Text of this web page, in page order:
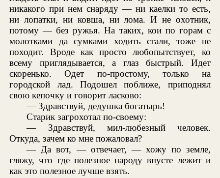
никакого при нем снаряду — ни каелки то есть,
ни лопатки, ни ковша, ни лома. И не охотник,
потому — без ружья. На таких, кои по горам с
молотками да сумками ходить стали, тоже не
походит. Вроде как просто любопытствует, ко
всему приглядывается, а глаз быстрый. Идет
скоренько. Одет по-простому, только на
городской лад. Подошел поближе, приподнял
свою кепочку и говорит ласково:
— Здравствуй, дедушка богатырь!
Старик загрохотал по-своему:
— Здравствуй, мил-любезный человек.
Откуда, зачем ко мне пожаловал?
— Да вот, — отвечает, — хожу по земле,
гляжу, что где полезное народу впусте лежит и
как это полезное лучше взять.